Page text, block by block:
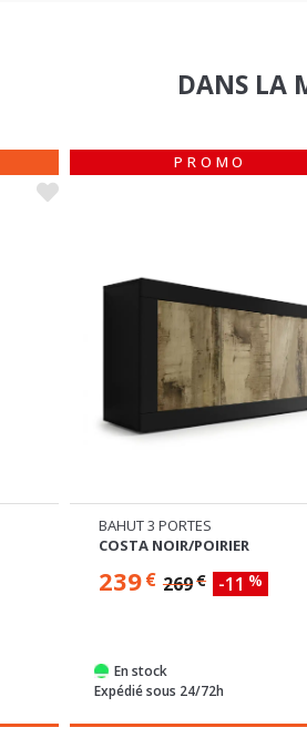
DANS LA
PROMO
BAHUT 3 PORTES
COSTA NOIR/POIRIER
239€ 269€ -11 %
En stock
Expédié sous 24/72h